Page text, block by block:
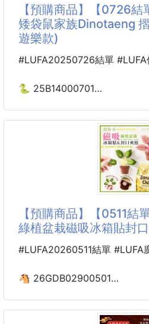
日本木之木Kinoki天然檜木森
專門為「天然芳香＋空間淨化
🔥天然森林芬多精可替高壓生
整個人回到家散發的療癒感都
🌸一袋搞定全身（全屋）SPA
✔天然芳香｜告別人工香
【預購商品】【0726結
矮袋鼠家族Dinotaeng
遊樂款)
#LUFA20250726結單 #LUFA
🐍 25B14000701
※廠商控價…零售價不可低於
人氣🔥短尾矮袋鼠家族摺疊
不論採買、攜帶食材保溫保冷
買菜、野餐、日常雜物購物
它也是你的移動冰箱🧊
【預購商品】【0511結
綠植盆栽磁吸冰箱貼封
#LUFA20260511結單 #LUFA
🐴 26GDB02900501